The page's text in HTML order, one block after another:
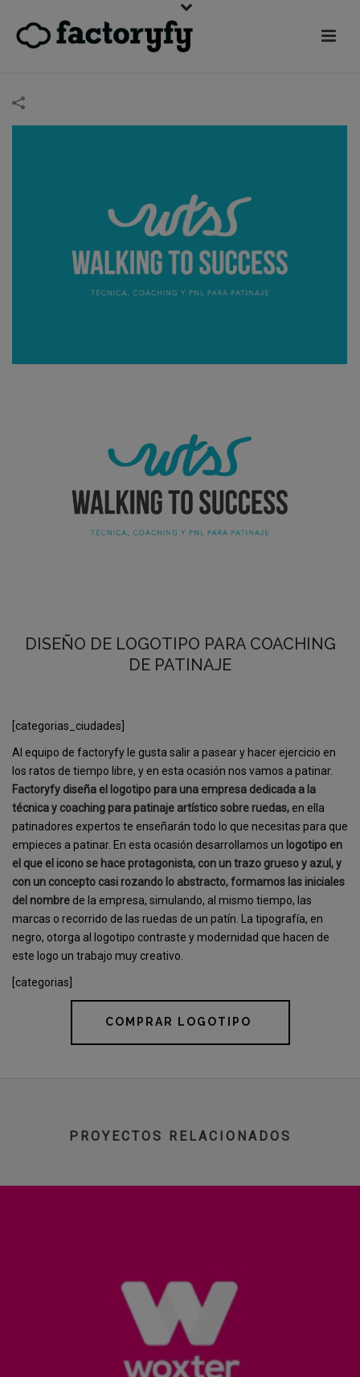
DISEÑO DE LOGOTIPO PARA COACHING
DE PATINAJE
[categorias_ciudades]
Al equipo de factoryfy le gusta salir a pasear y hacer ejercicio en
los ratos de tiempo libre, y en esta ocasión nos vamos a patinar.
Factoryfy diseña el logotipo para una empresa dedicada a la
técnica y coaching para patinaje artístico sobre ruedas, en ella
patinadores expertos te enseñarán todo lo que necesitas para que
empieces a patinar. En esta ocasión desarrollamos un logotipo en
el que el icono se hace protagonista, con un trazo grueso y azul, y
con un concepto casi rozando lo abstracto, formamos las iniciales
del nombre de la empresa, simulando, al mismo tiempo, las
marcas o recorrido de las ruedas de un patín. La tipografía, en
negro, otorga al logotipo contraste y modernidad que hacen de
este logo un trabajo muy creativo.
[categorias]
COMPRAR LOGOTIPO
PROYECTOS RELACIONADOS